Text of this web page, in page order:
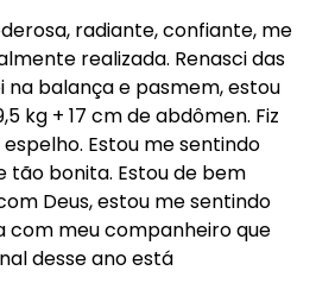
radiante, confiante, me
realizada. Renasci das
na balança e pasmem, estou
kg + 17 cm de abdômen. Fiz
Estou me sentindo
tão bonita. Estou de bem
Deus, estou me sentindo
com meu companheiro que
desse ano está